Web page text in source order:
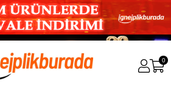
0